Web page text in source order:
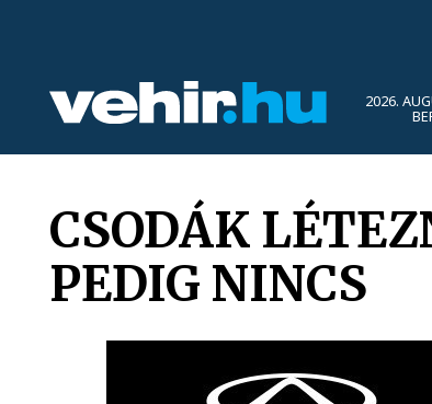
2026.
CSODÁK
PEDIG NINCS